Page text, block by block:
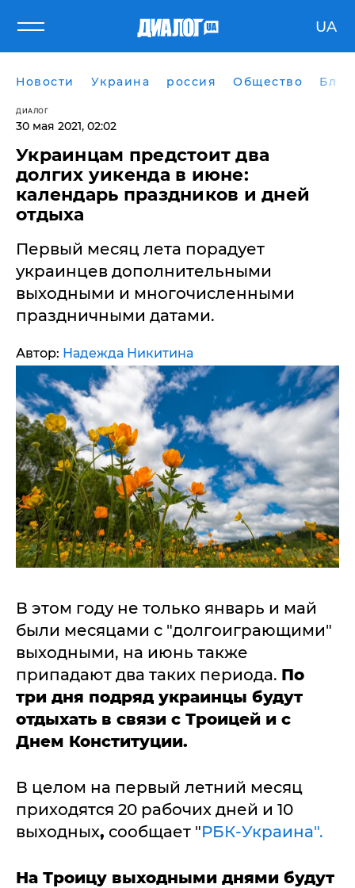
UA
Новости Украина россия Общество
ДИАЛОГ
30 мая 2021, 02:02
Украинцам предстоит два
долгих уикенда в июне:
календарь праздников и дней
отдыха
Первый месяц лета порадует
украинцев дополнительными
выходными и многочисленными
праздничными датами.
Автор: Надежда Никитина
В этом году не только январь и май
были месяцами с "долгоиграющими"
выходными, на июнь также
припадают два таких периода. По
три дня подряд украинцы будут
отдыхать в связи с Троицей и с
Днем Конституции.
В целом на первый летний месяц
приходятся 20 рабочих дней и 10
выходных, сообщает "РБК-Украина".
На Троицу выходными днями будут